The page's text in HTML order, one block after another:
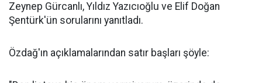
Zeynep Gürcanlı, Yıldız Yazıcıoğlu ve Elif Doğan
Şentürk'ün sorularını yanıtladı.
Özdağ'ın açıklamalarından satır başları şöyle: